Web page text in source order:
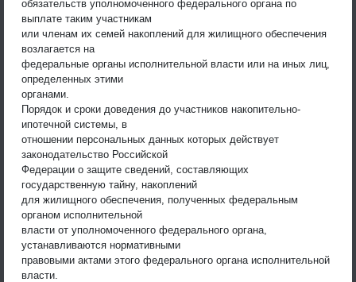
обязательств уполномоченного федерального органа по
выплате таким участникам
или членам их семей накоплений для жилищного обеспечения
возлагается на
федеральные органы исполнительной власти или на иных лиц,
определенных этими
органами.
Порядок и сроки доведения до участников накопительно-
ипотечной системы, в
отношении персональных данных которых действует
законодательство Российской
Федерации о защите сведений, составляющих
государственную тайну, накоплений
для жилищного обеспечения, полученных федеральным
органом исполнительной
власти от уполномоченного федерального органа,
устанавливаются нормативными
правовыми актами этого федерального органа исполнительной
власти.